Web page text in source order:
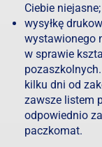
Ciebie niejasne;
wysyłkę
wystawionego
w sprawie
kilku dni od
zawsze listem
odpowiednio
paczkomat.